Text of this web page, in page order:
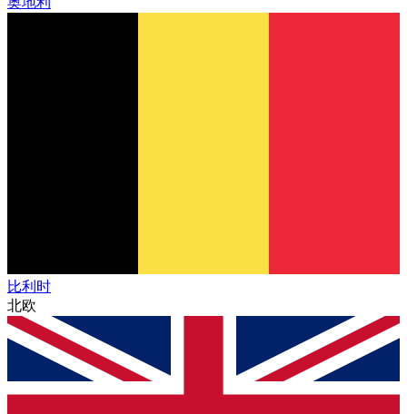
比利时
北欧